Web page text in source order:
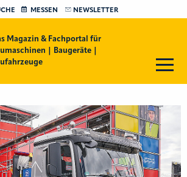
MESSEN NEWSLETTER
Magazin & Fachportal für
| Baugeräte |